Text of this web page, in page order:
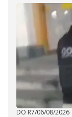
DO R7/06/08/2026